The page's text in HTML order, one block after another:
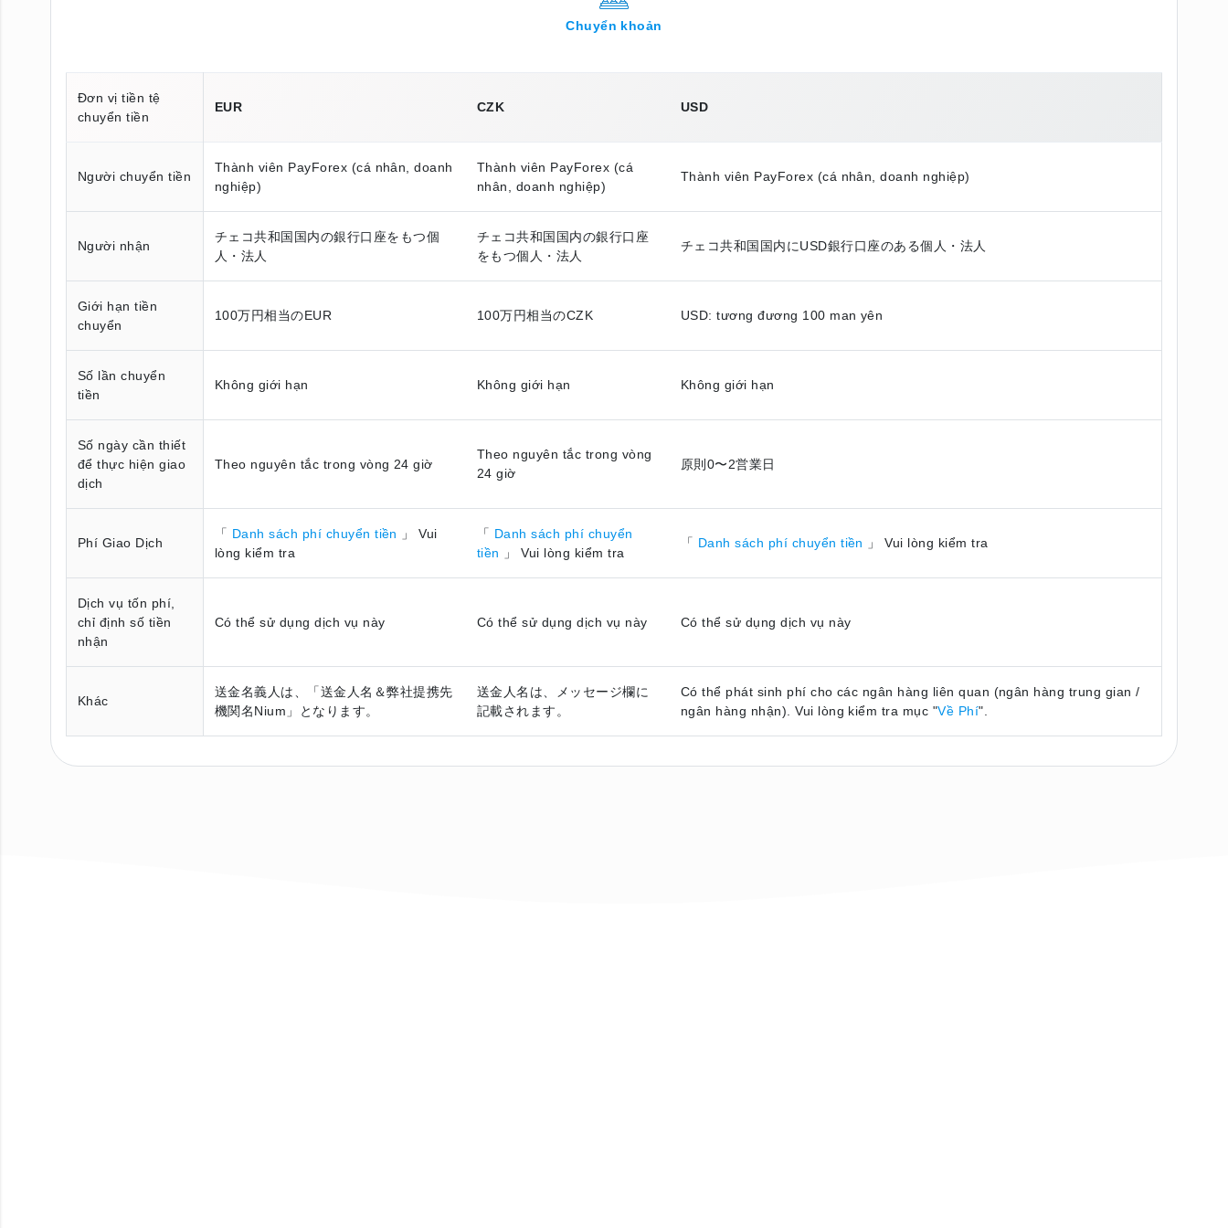
Chuyển khoản
Đơn vị tiền tệ
chuyển tiền
EUR CZK USD
Người chuyển tiền
Thành viên PayForex (cá nhân, doanh
nghiệp)
Thành viên PayForex (cá
nhân, doanh nghiệp)
Thành viên PayForex (cá nhân, doanh nghiệp)
Người nhận
チェコ共和国国内の銀行口座をもつ個
人・法人
チェコ共和国国内の銀行口座
をもつ個人・法人
チェコ共和国国内にUSD銀行口座のある個人・法人
Giới hạn tiền
chuyển
100万円相当のEUR 100万円相当のCZK USD: tương đương 100 man yên
Số lần chuyển
tiền
Không giới hạn Không giới hạn Không giới hạn
Số ngày cần thiết
để thực hiện giao
dịch
Theo nguyên tắc trong vòng 24 giờ
Theo nguyên tắc trong vòng
24 giờ
原則0〜2営業日
Phí Giao Dịch
「 Danh sách phí chuyển tiền
」 Vui
lòng kiểm tra
「 Danh sách phí chuyển
tiền
」 Vui lòng kiểm tra
「 Danh sách phí chuyển tiền 」 Vui lòng kiểm tra
Dịch vụ tốn phí,
chỉ định số tiền
nhận
Có thể sử dụng dịch vụ này Có thể sử dụng dịch vụ này Có thể sử dụng dịch vụ này
Khác
送金名義人は、「送金人名＆弊社提携先
機関名Nium」となります。
送金人名は、メッセージ欄に
記載されます。
Có thể phát sinh phí cho các ngân hàng liên quan (ngân hàng trung gian /
ngân hàng nhận). Vui lòng kiểm tra mục "Về Phí".